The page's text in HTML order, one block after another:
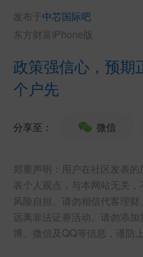
发布于 中芯国际吧
东方财富iPhone版
政策强信心，预期
个户先
分享至： 微信
郑重声明：用户在社区发表
表个人观点，与本网站无关
风险自担。请勿相信代客理
远离非法证券活动。请勿添
博、微信及QQ等信息，谨防